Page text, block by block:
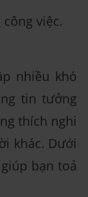
việc.
nhiều khó
tin tưởng
thích nghi
khác. Dưới
bạn toả